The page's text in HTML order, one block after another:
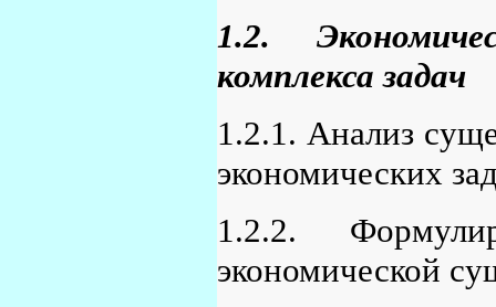
1.2.
комплекса задач
1.2.1. Анализ
экономических
1.2.2.
экономической